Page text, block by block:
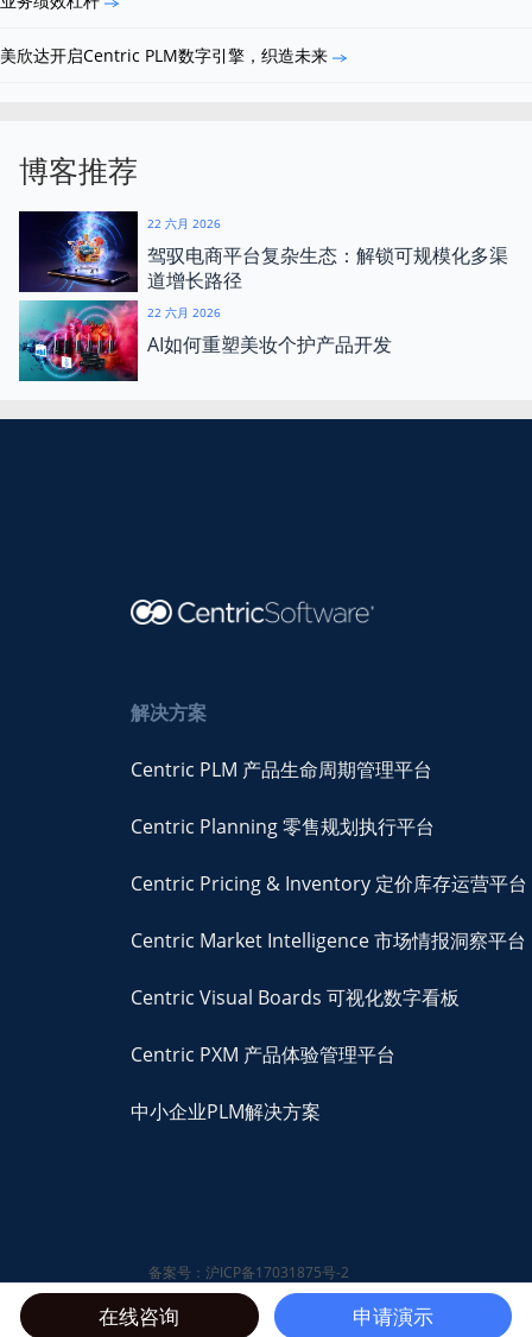
美欣达开启Centric PLM数字引擎，织造未来
博客推荐
22 六月 2026
驾驭电商平台复杂生态：解锁可规模化多渠
道增长路径
22 六月 2026
AI如何重塑美妆个护产品开发
解决方案
Centric PLM 产品生命周期管理平台
Centric Planning 零售规划执行平台
Centric Pricing & Inventory 定价库存运营平台
Centric Market Intelligence 市场情报洞察平台
Centric Visual Boards 可视化数字看板
Centric PXM 产品体验管理平台
中小企业PLM解决方案
备案号：沪ICP备17031875号-2
© 2026 Centric Software,
Inc
在线咨询 申请演示